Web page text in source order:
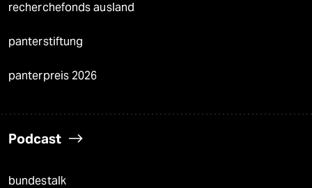
recherchefonds ausland
panterstiftung
panterpreis 2026
Podcast
bundestalk